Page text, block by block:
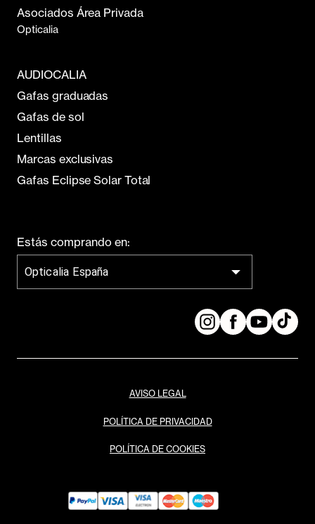
Asociados Área Privada
Opticalia
AUDIOCALIA
Gafas graduadas
Gafas de sol
Lentillas
Marcas exclusivas
Gafas Eclipse Solar Total
Estás comprando en:
Opticalia España
AVISO LEGAL
POLÍTICA DE PRIVACIDAD
POLÍTICA DE COOKIES